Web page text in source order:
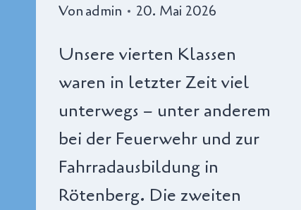
Vonadmin 20. Mai 2026
Unsere vierten Klassen
waren in letzter Zeit viel
unterwegs – unter anderem
bei der Feuerwehr und zur
Fahrradausbildung in
Rötenberg. Die zweiten